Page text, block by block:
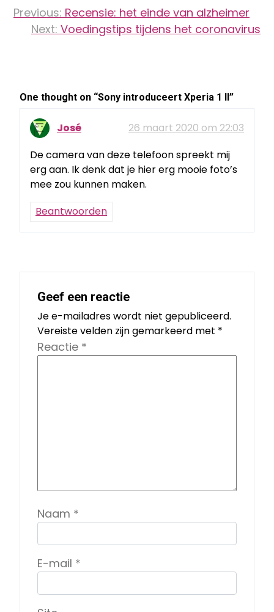
navigatie
Previous: Recensie: het einde van alzheimer
Next: Voedingstips tijdens het coronavirus
One thought on “Sony introduceert Xperia 1 II ”
José
26 maart 2020 om 22:03
De camera van deze telefoon spreekt mij
erg aan. Ik denk dat je hier erg mooie foto’s
mee zou kunnen maken.
Beantwoorden
Geef een reactie
Je e-mailadres wordt niet gepubliceerd.
Vereiste velden zijn gemarkeerd met *
Reactie *
Naam *
E-mail *